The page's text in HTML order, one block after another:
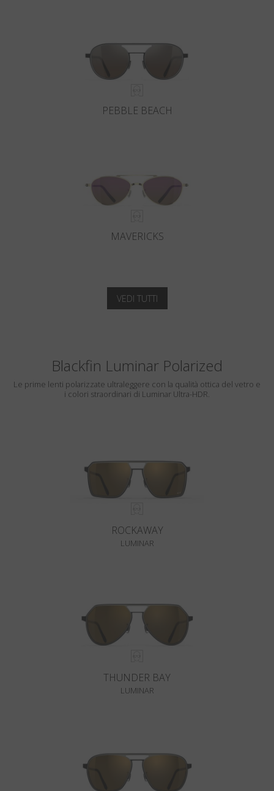
PEBBLE BEACH
MAVERICKS
VEDI TUTTI
Blackfin Luminar Polarized
Le prime lenti polarizzate ultraleggere con la qualità ottica del vetro e
i colori straordinari di Luminar Ultra-HDR.
ROCKAWAY
LUMINAR
THUNDER BAY
LUMINAR